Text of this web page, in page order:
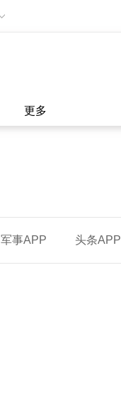
更多
军事APP 头条APP